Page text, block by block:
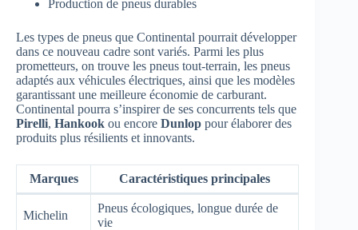
Production de pneus durables
Les types de pneus que Continental pourrait développer
dans ce nouveau cadre sont variés. Parmi les plus
prometteurs, on trouve les pneus tout-terrain, les pneus
adaptés aux véhicules électriques, ainsi que les modèles
garantissant une meilleure économie de carburant.
Continental pourra s’inspirer de ses concurrents tels que
Pirelli, Hankook ou encore Dunlop pour élaborer des
produits plus résilients et innovants.
Marques Caractéristiques principales
Michelin
Pneus écologiques, longue durée de
vie